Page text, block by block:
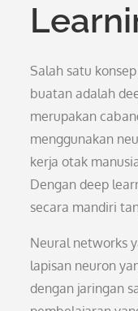
Salah satu
buatan adalah
merupakan
menggunakan
kerja otak
Dengan deep
secara mandiri
Neural networks
lapisan neuron
dengan jaringan